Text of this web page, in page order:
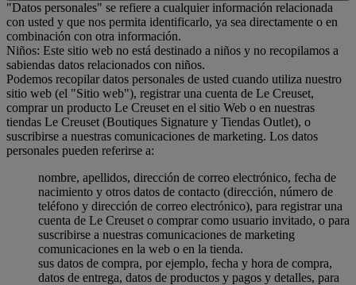
"Datos personales" se refiere a cualquier información relacionada
con usted y que nos permita identificarlo, ya sea directamente o en
combinación con otra información.
Niños: Este sitio web no está destinado a niños y no recopilamos a
sabiendas datos relacionados con niños.
Podemos recopilar datos personales de usted cuando utiliza nuestro
sitio web (el "Sitio web"), registrar una cuenta de Le Creuset,
comprar un producto Le Creuset en el sitio Web o en nuestras
tiendas Le Creuset (Boutiques Signature y Tiendas Outlet), o
suscribirse a nuestras comunicaciones de marketing. Los datos
personales pueden referirse a:
nombre, apellidos, dirección de correo electrónico, fecha de
nacimiento y otros datos de contacto (dirección, número de
teléfono y dirección de correo electrónico), para registrar una
cuenta de Le Creuset o comprar como usuario invitado, o para
suscribirse a nuestras comunicaciones de marketing
comunicaciones en la web o en la tienda.
sus datos de compra, por ejemplo, fecha y hora de compra,
datos de entrega, datos de productos y pagos y detalles, para